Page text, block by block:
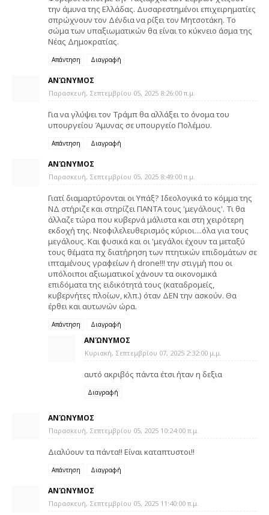
την άμυνα της Ελλάδας. Δυσαρεστημένοι επιχειρηματίες
σπρώχνουν τον Δένδια να ρίξει τον Μητσοτάκη. Το
σώμα των υπαξιωματικών θα είναι το κύκνειο άσμα της
Νέας Δημοκρατίας.
Απάντηση Διαγραφή
ΑΝΏΝΥΜΟΣ
Παρασκευή, Σεπτεμβρίου 05, 2025 8:26:00 π.μ.
Για να γλύψει τον Τράμπ θα αλλάξει το όνομα του
υπουργείου Άμυνας σε υπουργείο Πολέμου.
Απάντηση Διαγραφή
ΑΝΏΝΥΜΟΣ
Παρασκευή, Σεπτεμβρίου 05, 2025 8:49:00 π.μ.
Γιατί διαμαρτύρονται οι Υπάξ? Ιδεολογικά το κόμμα της
ΝΔ στήριζε και στηρίζει ΠΑΝΤΑ τους 'μεγάλους'. Τι θα
άλλαζε τώρα που κυβερνά μάλιστα και στη χειρότερη
εκδοχή της. Νεοφιλελευθερισμός κύριοι....όλα για τους
μεγάλους. Και φυσικά και οι 'μεγάλοι έχουν τα μεταξύ
τους θέματα πχ διατήρηση των πτητικών επιδομάτων σε
ιπταμένους γραφείων ή drone!!! την στιγμή που οι
υπόλοιποι αξιωματικοί χάνουν τα οικονομικά
επιδόματα της ειδικότητά τους (καταδρομείς,
κυβερνήτες πλοίων, κλπ.) όταν ΔΕΝ την ασκούν. Θα
έρθει και αυτωνών ώρα.
Απάντηση Διαγραφή
ΑΝΏΝΥΜΟΣ
Κυριακή, Σεπτεμβρίου 07, 2025 2:32:00 μ.μ.
αυτό ακριβός πάντα έτσι ήταν η δεξια
Διαγραφή
ΑΝΏΝΥΜΟΣ
Παρασκευή, Σεπτεμβρίου 05, 2025 10:24:00 π.μ.
Διαλύουν τα πάντα!! Είναι καταπτυστοι!!
Απάντηση Διαγραφή
ΑΝΏΝΥΜΟΣ
Παρασκευή, Σεπτεμβρίου 05, 2025 11:40:00 π.μ.